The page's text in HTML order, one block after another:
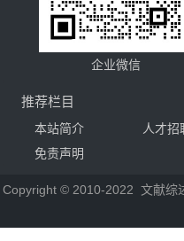
企业微信
推荐栏目
本站简介 人才招
免责声明
Copyright © 2010-2022 文献综